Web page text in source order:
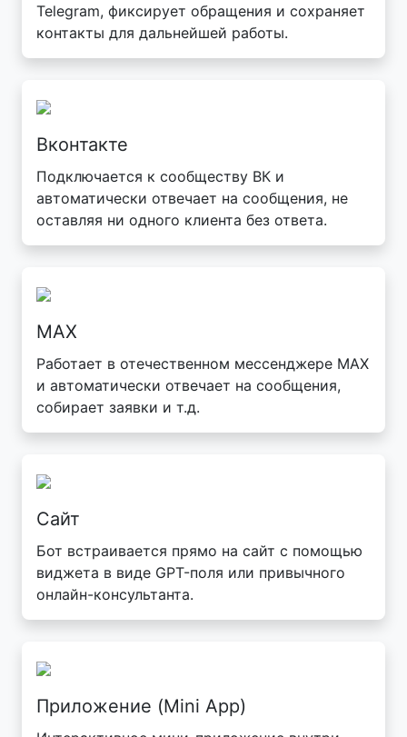
Telegram, фиксирует обращения и сохраняет
контакты для дальнейшей работы.
Вконтакте
Подключается к сообществу ВК и
автоматически отвечает на сообщения, не
оставляя ни одного клиента без ответа.
MAX
Работает в отечественном мессенджере MAX
и автоматически отвечает на сообщения,
собирает заявки и т.д.
Сайт
Бот встраивается прямо на сайт с помощью
виджета в виде GPT-поля или привычного
онлайн-консультанта.
Приложение (Mini App)